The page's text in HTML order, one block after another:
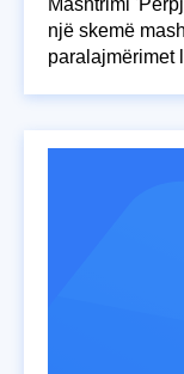
Mashtrimi
një skemë
paralajmërimet